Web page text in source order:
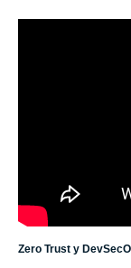
Zero Trust y